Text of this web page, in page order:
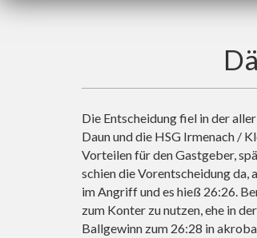
Die Entscheidung fiel in der
Daun und die HSG Irmenach /
Vorteilen für den Gastgeber,
schien die Vorentscheidung
im Angriff und es hieß 26:26.
zum Konter zu nutzen, ehe in
Ballgewinn zum 26:28 in